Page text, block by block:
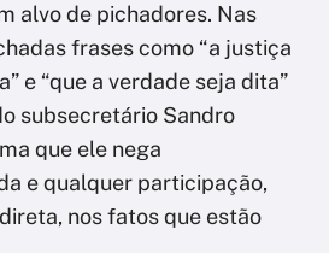
alvo de pichadores. Nas
frases como “a justiça
e “que a verdade seja dita”
subsecretário Sandro
que ele nega
e qualquer participação,
nos fatos que estão